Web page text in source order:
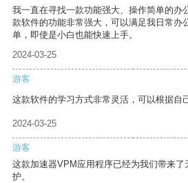
我一直在寻找一款功能强大、操作简单的办
款软件的功能非常强大，可以满足我日常办
单，即使是小白也能快速上手。
2024-03-25
游客
这款软件的学习方式非常灵活，可以根据自
2024-03-25
游客
这款加速器VPM应用程序已经为我们带来
护。